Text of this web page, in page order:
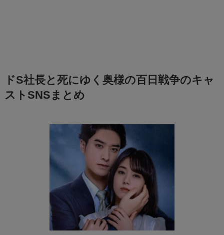
ドS社長と死にゆく奥様の百日戦争のキャ
ストSNSまとめ